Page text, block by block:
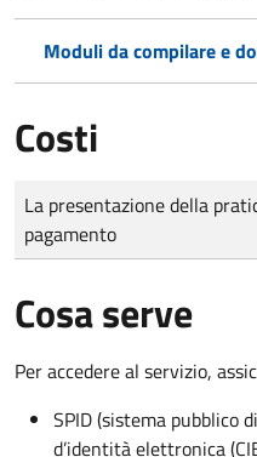
Moduli da compilare e
Costi
Tipo di pagamento
Importo
La presentazione della
pagamento
Cosa serve
Per accedere al servizio,
SPID (sistema pubblico
d’identità elettronica